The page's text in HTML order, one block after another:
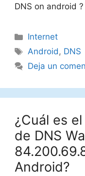
DNS on android ?
Categorías
Internet
Etiquetas
Android, DNS
Deja un
¿Cuál es
de DNS
Android?